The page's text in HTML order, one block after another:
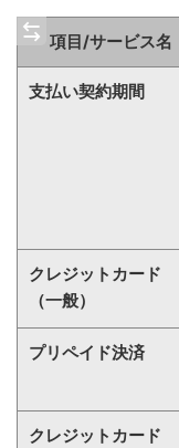
項目/サービス名
支払い契約期間
クレジットカード
（一般）
プリペイド決済
クレジットカード